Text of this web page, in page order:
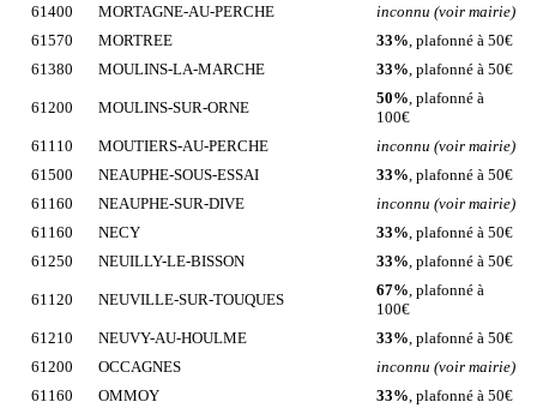
61400
MORTAGNE-AU-PERCHE
inconnu (voir mairie)
61570
MORTREE 33% , plafonné à 50€
61380
MOULINS-LA-MARCHE 33% , plafonné à 50€
61200 MOULINS-SUR-ORNE
50% , plafonné à
100€
61110
MOUTIERS-AU-PERCHE
inconnu (voir mairie)
61500
NEAUPHE-SOUS-ESSAI 33% , plafonné à 50€
61160
NEAUPHE-SUR-DIVE
inconnu (voir mairie)
61160
NECY 33% , plafonné à 50€
61250
NEUILLY-LE-BISSON 33% , plafonné à 50€
61120 NEUVILLE-SUR-TOUQUES
67% , plafonné à
100€
61210
NEUVY-AU-HOULME 33% , plafonné à 50€
61200
OCCAGNES
inconnu (voir mairie)
61160
OMMOY 33% , plafonné à 50€